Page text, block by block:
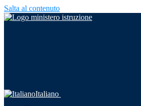
Salta al contenuto
Italiano